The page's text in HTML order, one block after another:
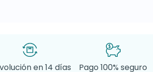
en 14 días
Pago 100% seguro